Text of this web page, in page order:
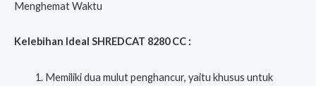
Menghemat Waktu
Kelebihan Ideal SHREDCAT 8280 CC :
Memiliki dua mulut penghancur, yaitu khusus untuk